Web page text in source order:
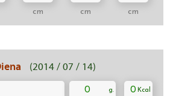
cm cm cm
(2014 / 07 / 14)
0 0